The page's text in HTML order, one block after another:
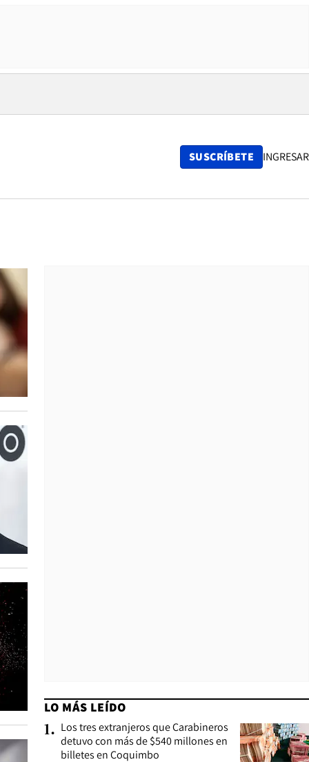
SUSCRÍBETE INGRESAR
LO MÁS LEÍDO
1. Los tres extranjeros que Carabineros
detuvo con más de $540 millones en
billetes en Coquimbo